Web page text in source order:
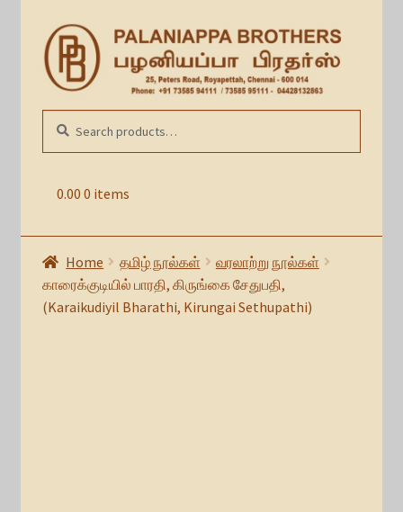
Skip
to
navigation
Skip
to
content
0.00 0 items
for:
Home தமிழ் நூல்கள்
வரலாற்று நூல்கள்
காரைக்குடியில் பாரதி, கிருங்கை சேதுபதி,
(Karaikudiyil Bharathi, Kirungai Sethupathi)